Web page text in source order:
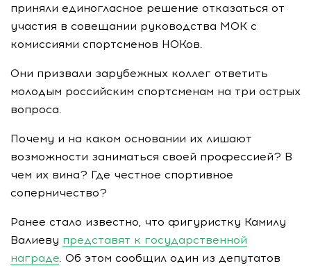
приняли единогласное решение отказаться от
участия в совещании руководства МОК с
комиссиями спортсменов НОКов.
Они призвали зарубежных коллег ответить
молодым российским спортсменам на три острых
вопроса.
Почему и на каком основании их лишают
возможности заниматься своей профессией? В
чем их вина? Где честное спортивное
соперничество?
Ранее стало известно, что фигуристку Камилу
Валиеву представят к государственной
награде. Об этом сообщил один из депутатов